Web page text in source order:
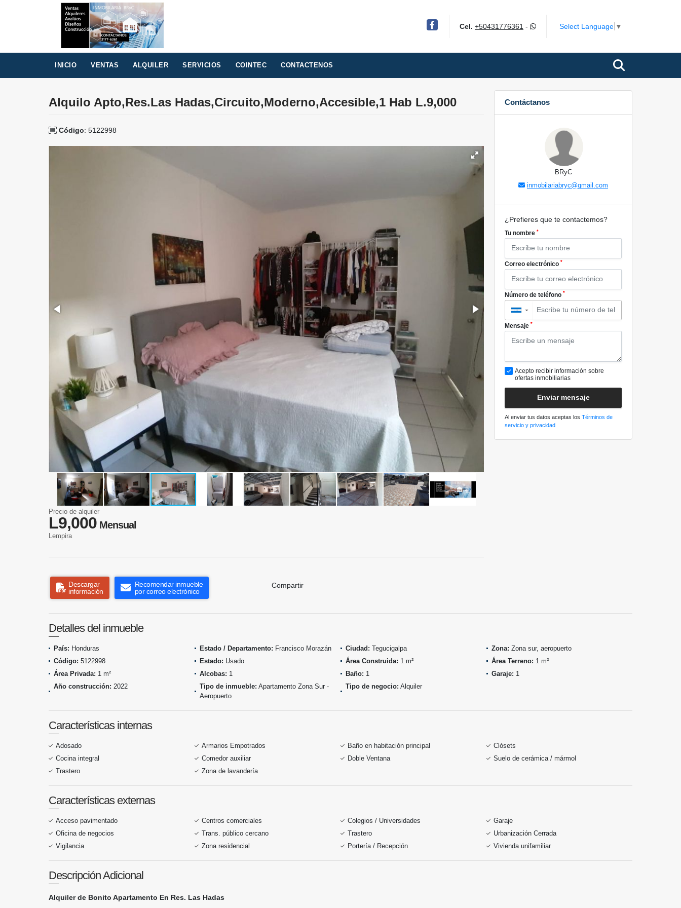
Facebook Cel. +50431776361 - Select Language ▼
INICIO VENTAS ALQUILER SERVICIOS COINTEC CONTACTENOS
Alquilo Apto,Res.Las Hadas,Circuito,Moderno,Accesible,1 Hab L.9,000
Código: 5122998
Precio de alquiler
L9,000 Mensual
Lempira
Descargar
información
Recomendar inmueble
por correo electrónico
Compartir
Contáctanos
BRyC
inmobilariabryc@gmail.com
¿Prefieres que te contactemos?
Tu nombre *
Correo electrónico *
Número de teléfono *
▼
Mensaje *
Acepto recibir información sobre
ofertas inmobiliarias
Enviar mensaje
Al enviar tus datos aceptas los Términos de
servicio y privacidad
Detalles del inmueble
País: Honduras Estado / Departamento: Francisco Morazán Ciudad: Tegucigalpa Zona: Zona sur, aeropuerto
Código: 5122998 Estado: Usado Área Construida: 1 m² Área Terreno: 1 m²
Área Privada: 1 m² Alcobas: 1 Baño: 1 Garaje: 1
Año construcción: 2022 Tipo de inmueble: Apartamento Zona Sur -
Aeropuerto
Tipo de negocio: Alquiler
Características internas
Adosado Armarios Empotrados Baño en habitación principal
Clósets
Cocina integral
Comedor auxiliar Doble Ventana
Suelo de cerámica / mármol
Trastero
Zona de lavandería
Características externas
Acceso pavimentado Centros comerciales Colegios / Universidades
Garaje
Oficina de negocios
Trans. público cercano Trastero
Urbanización Cerrada
Vigilancia
Zona residencial Portería / Recepción Vivienda unifamiliar
Descripción Adicional
Alquiler de Bonito Apartamento En Res. Las Hadas